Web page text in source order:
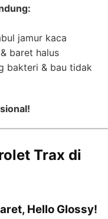
jamur kaca
baret halus
bakteri & bau tidak
Trax di
Hello Glossy!